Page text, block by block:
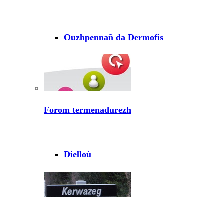
Ouzhpennañ da Dermofis
Forom termenadurezh
Dielloù